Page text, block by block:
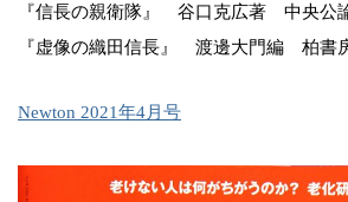
『信長の親衛隊』 谷口克広著 中央公
『虚像の織田信長』 渡邊大門編 柏書
Newton 2021年4月号